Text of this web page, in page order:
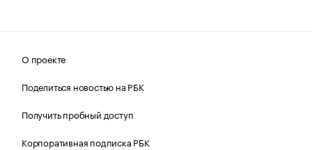
О проекте
Поделиться новостью на РБК
Получить пробный доступ
Корпоративная подписка РБК